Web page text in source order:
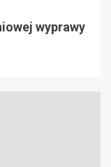
wyprawy